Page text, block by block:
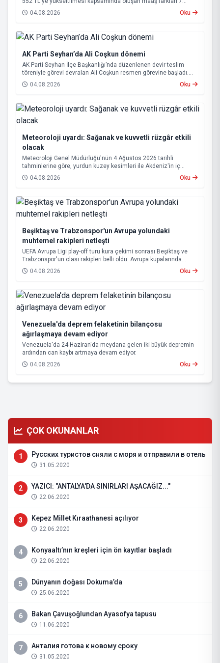
Ağustos 2026 tarihinde hesaplara yatırılacak.
04.08.2026 Oku
AK Parti Seyhan’da Ali Coşkun dönemi
AK Parti Seyhan İlçe Başkanlığı’nda düzenlenen devir teslim
töreniyle görevi devralan Ali Coşkun resmen görevine başladı.
Hizmet vurgusu yapan Coşkun, “AK Partili olmak, bu ülkenin her
metrekaresine sevdalı olmaktır” dedi.
04.08.2026 Oku
Meteoroloji uyardı: Sağanak ve kuvvetli rüzgâr etkili
olacak
Meteoroloji Genel Müdürlüğü'nün 4 Ağustos 2026 tarihli
tahminlerine göre, yurdun kuzey kesimleri ile Akdeniz'in iç
bölgelerinde yer yer sağanak ve gök gürültülü sağanak yağış
bekleniyor.
04.08.2026 Oku
Beşiktaş ve Trabzonspor'un Avrupa yolundaki
muhtemel rakipleri netleşti
UEFA Avrupa Ligi play-off turu kura çekimi sonrası Beşiktaş ve
Trabzonspor'un olası rakipleri belli oldu. Avrupa kupalarında
yoluna devam eden Beşiktaş ve Trabzonspor, grup aşamasına
kalabilmek için kritik eşleşmelerle karşı karşıya gelecek.
04.08.2026 Oku
Venezuela'da deprem felaketinin bilançosu
ağırlaşmaya devam ediyor
Venezuela'da 24 Haziran'da meydana gelen iki büyük depremin
ardından can kaybı artmaya devam ediyor.
04.08.2026
Oku
ÇOK OKUNANLAR
1 Русских туристов сняли с моря и отправили в отель
31.05.2020
2 YAZICI: "ANTALYA'DA SINIRLARI AŞACAĞIZ..."
22.06.2020
3 Kepez Millet Kıraathanesi açılıyor
22.06.2020
4 Konyaaltı’nın kreşleri için ön kayıtlar başladı
22.06.2020
5 Dünyanın doğası Dokuma’da
25.06.2020
6 Bakan Çavuşoğlundan Ayasofya tapusu
11.06.2020
7 Анталия готова к новому сроку
31.05.2020